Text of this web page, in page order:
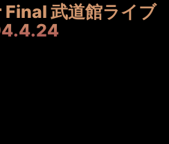
武道館ライブ